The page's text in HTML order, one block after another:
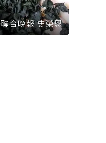
聯合晚報 史榮恩